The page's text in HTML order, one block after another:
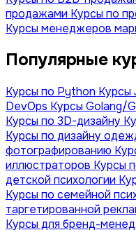
продажами Курсы по
Курсы менеджеров
Популярные
Курсы по Python Курсы
DevOps Курсы Golang/
Курсы по 3D-дизайну
Курсы по дизайну
фотографированию
иллюстраторов Курсы
детской психологии
Курсы по семейной
таргетированной
Курсы для бренд-